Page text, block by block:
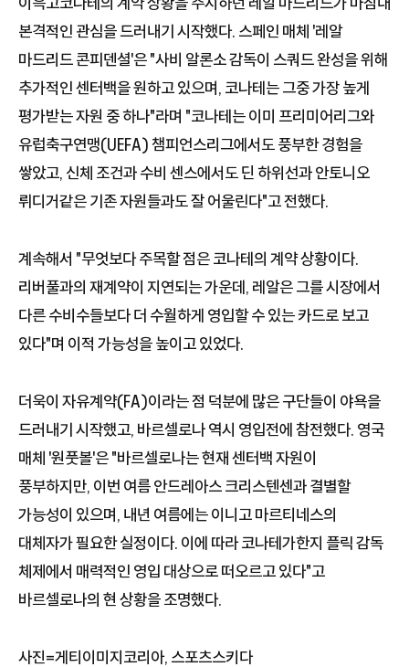
본격적인 관심을 드러내기 시작했다. 스페인 매체 '레알
마드리드 콘피덴셜'은 "사비 알론소 감독이 스쿼드 완성을 위해
추가적인 센터백을 원하고 있으며, 코나테는 그중 가장 높게
평가받는 자원 중 하나"라며 "코나테는 이미 프리미어리그와
유럽축구연맹(UEFA) 챔피언스리그에서도 풍부한 경험을
쌓았고, 신체 조건과 수비 센스에서도 딘 하위선과 안토니오
뤼디거같은 기존 자원들과도 잘 어울린다"고 전했다.
계속해서 "무엇보다 주목할 점은 코나테의 계약 상황이다.
리버풀과의 재계약이 지연되는 가운데, 레알은 그를 시장에서
다른 수비수들보다 더 수월하게 영입할 수 있는 카드로 보고
있다"며 이적 가능성을 높이고 있었다.
더욱이 자유계약(FA)이라는 점 덕분에 많은 구단들이 야욕을
드러내기 시작했고, 바르셀로나 역시 영입전에 참전했다. 영국
매체 '원풋볼'은 "바르셀로나는 현재 센터백 자원이
풍부하지만, 이번 여름 안드레아스 크리스텐센과 결별할
가능성이 있으며, 내년 여름에는 이니고 마르티네스의
대체자가 필요한 실정이다. 이에 따라 코나테가한지 플릭 감독
체제에서 매력적인 영입 대상으로 떠오르고 있다"고
바르셀로나의 현 상황을 조명했다.
사진=게티이미지코리아, 스포츠스키다